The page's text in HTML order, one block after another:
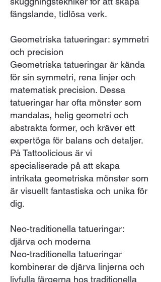
fängslande, tidlösa verk.
Geometriska tatueringar: symmetri
och precision
Geometriska tatueringar är kända
för sin symmetri, rena linjer och
matematisk precision. Dessa
tatueringar har ofta mönster som
mandalas, helig geometri och
abstrakta former, och kräver ett
expertöga för balans och detaljer.
På Tattoolicious är vi
specialiserade på att skapa
intrikata geometriska mönster som
är visuellt fantastiska och unika för
dig.
Neo-traditionella tatueringar:
djärva och moderna
Neo-traditionella tatueringar
kombinerar de djärva linjerna och
livfulla färgerna hos traditionella